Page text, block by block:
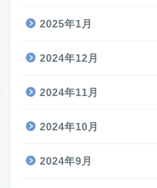
2025年1月
2024年12月
2024年11月
2024年10月
2024年9月